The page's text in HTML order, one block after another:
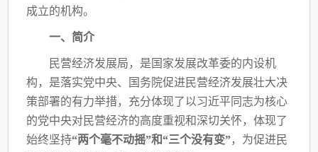
成立的机构。
一、简介
民营经济发展局，是国家发展改革委的内设机
构，是落实党中央、国务院促进民营经济发展壮大决
策部署的有力举措，充分体现了以习近平同志为核心
的党中央对民营经济的高度重视和深切关怀，体现了
始终坚持“两个毫不动摇”和“三个没有变”，为促进民